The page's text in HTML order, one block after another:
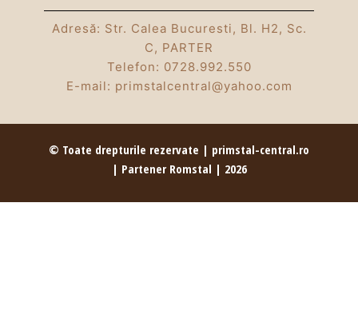
Adresă: Str. Calea Bucuresti, Bl. H2, Sc.
C, PARTER
Telefon: 0728.992.550
E-mail: primstalcentral@yahoo.com
© Toate drepturile rezervate | primstal-central.ro
| Partener Romstal | 2026